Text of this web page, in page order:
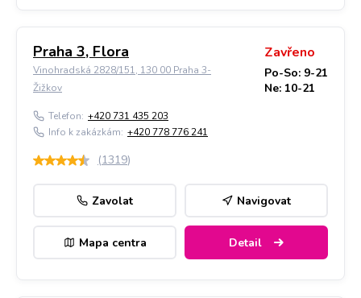
Praha 3, Flora
Vinohradská 2828/151, 130 00 Praha 3-
Žižkov
Zavřeno
Po-So: 9-21
Ne: 10-21
Telefon: +420 731 435 203
Info k zakázkám: +420 778 776 241
(1319)
Zavolat Navigovat
Mapa centra Detail